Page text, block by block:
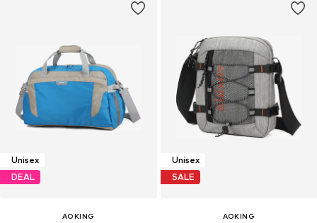
Unisex
DEAL
AOKING
Unisex
SALE
AOKING